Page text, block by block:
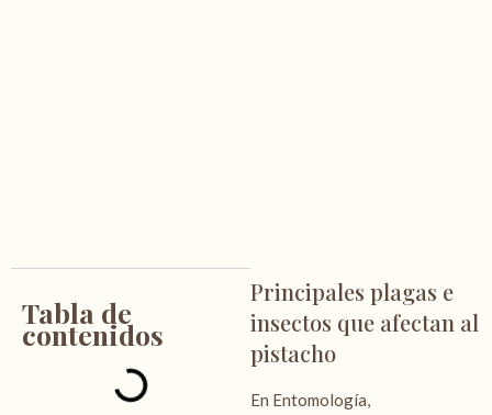
Tabla de
contenidos
Principales plagas e
insectos que afectan al
pistacho
En Entomología,